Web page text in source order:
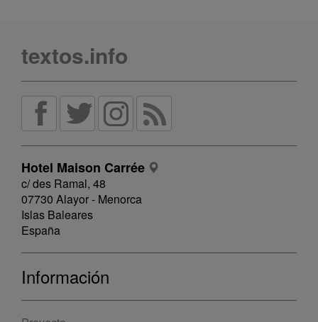
textos.info
Hotel Maison Carrée
c/ des Ramal, 48
07730 Alayor - Menorca
Islas Baleares
España
Información